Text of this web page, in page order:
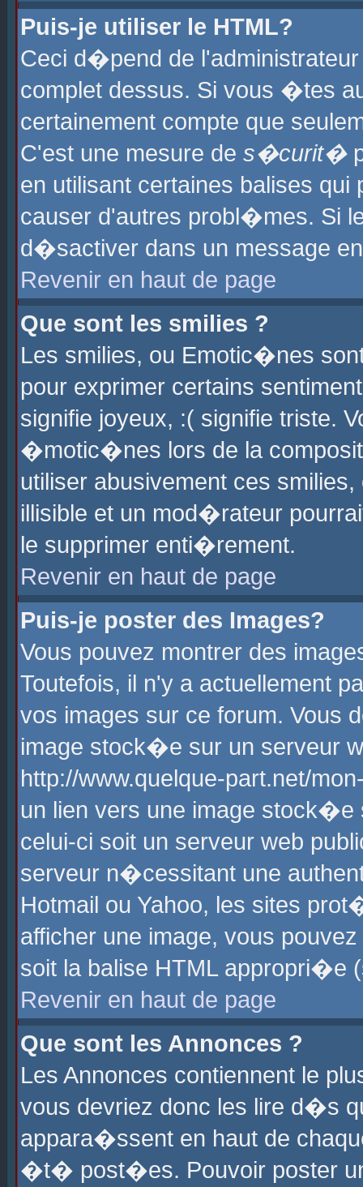
Puis-je utiliser le HTML?
Ceci d�pend de
complet dessus. Si vous �tes
certainement compte que
C'est une mesure de s�curit�
en utilisant certaines balises
causer d'autres probl�mes. Si
d�sactiver dans un message
Revenir en haut de page
Que sont les smilies ?
Les smilies, ou Emotic�nes
pour exprimer certains
signifie joyeux, :( signifie triste.
�motic�nes lors de la
utiliser abusivement ces
illisible et un mod�rateur
le supprimer enti�rement.
Revenir en haut de page
Puis-je poster des Images?
Vous pouvez montrer des
Toutefois, il n'y a actuellement
vos images sur ce forum. Vous
image stock�e sur un serveur
http://www.quelque-part.net/
un lien vers une image
celui-ci soit un serveur web
serveur n�cessitant une
Hotmail ou Yahoo, les sites
afficher une image, vous
soit la balise HTML
Revenir en haut de page
Que sont les Annonces ?
Les Annonces contiennent le
vous devriez donc les lire d�s
appara�ssent en haut de
�t� post�es. Pouvoir poster